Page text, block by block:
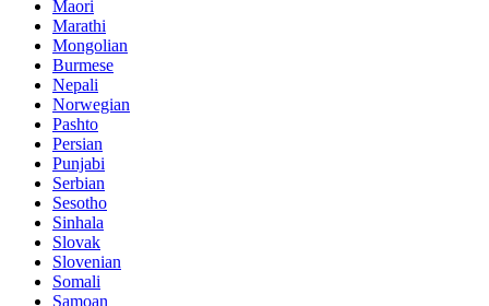
Maori
Marathi
Mongolian
Burmese
Nepali
Norwegian
Pashto
Persian
Punjabi
Serbian
Sesotho
Sinhala
Slovak
Slovenian
Somali
Samoan